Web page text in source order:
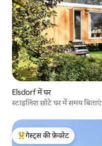
Elsdorf में घर
स्टाइलिश छोटे घर में समय बिताएं
गेस्ट्स का टॉप फ़ेवरेट
गेस्ट्स की फ़ेवरेट